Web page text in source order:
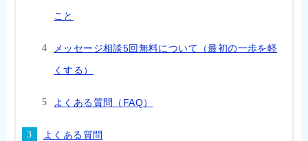
こと
メッセージ相談5回無料について（最初の一歩を軽
くする）
よくある質問（FAQ）
よくある質問